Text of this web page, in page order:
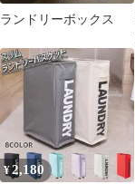
ランドリーボックス
¥2,180